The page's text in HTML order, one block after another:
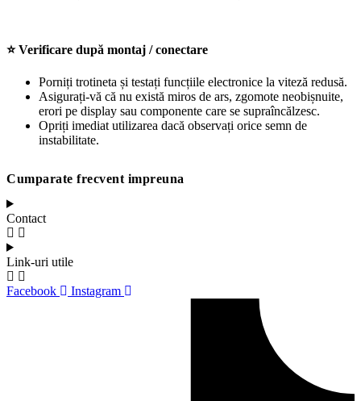
⭐ Verificare după montaj / conectare
Porniți trotineta și testați funcțiile electronice la viteză redusă.
Asigurați-vă că nu există miros de ars, zgomote neobișnuite,
erori pe display sau componente care se supraîncălzesc.
Opriți imediat utilizarea dacă observați orice semn de
instabilitate.
Cumparate frecvent impreuna
Contact
Link-uri utile
Facebook Instagram